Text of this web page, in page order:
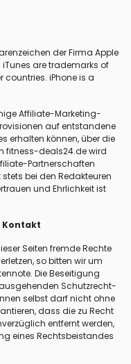
der Firma Apple
iTunes are trademarks of
countries. iPhone is a
Affiliate-Marketing-
auf entstandene
erhalten können, über die
fitness-deals24.de wird
Partnerschaften
bei den Redakteuren
und Ehrlichkeit ist
Kontakt
Seiten fremde Rechte
so bitten wir um
Die Beseitigung
Schutzrecht-
selbst darf nicht ohne
dass die zu Recht
entfernt werden,
eines Rechtsbeistandes